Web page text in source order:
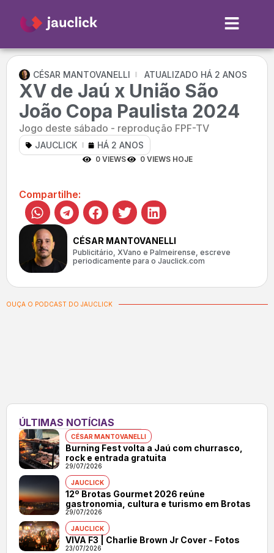
CÉSAR MANTOVANELLI ATUALIZADO HÁ 2 ANOS
XV de Jaú x União São
João Copa Paulista 2024
Jogo deste sábado - reprodução FPF-TV
JAUCLICK HÁ 2 ANOS
0 VIEWS 0 VIEWS HOJE
Compartilhe:
CÉSAR MANTOVANELLI
Publicitário, XVano e Palmeirense, escreve
periodicamente para o Jauclick.com
OUÇA O PODCAST DO JAUCLICK
ÚLTIMAS NOTÍCIAS
CÉSAR MANTOVANELLI
Burning Fest volta a Jaú com churrasco,
rock e entrada gratuita
29/07/2026
JAUCLICK
12º Brotas Gourmet 2026 reúne
gastronomia, cultura e turismo em Brotas
29/07/2026
JAUCLICK
VIVA F3 | Charlie Brown Jr Cover - Fotos
23/07/2026